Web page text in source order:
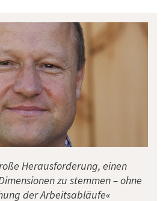
Herausforderung, einen
zu stemmen – ohne
der Arbeitsabläufe«